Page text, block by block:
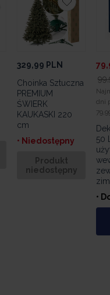
329,99 PLN
Choinka Sztuczna
PREMIUM
ŚWIERK
KAUKASKI 220
cm
• Niedostępny
Produkt
niedostępny
dni
50
•